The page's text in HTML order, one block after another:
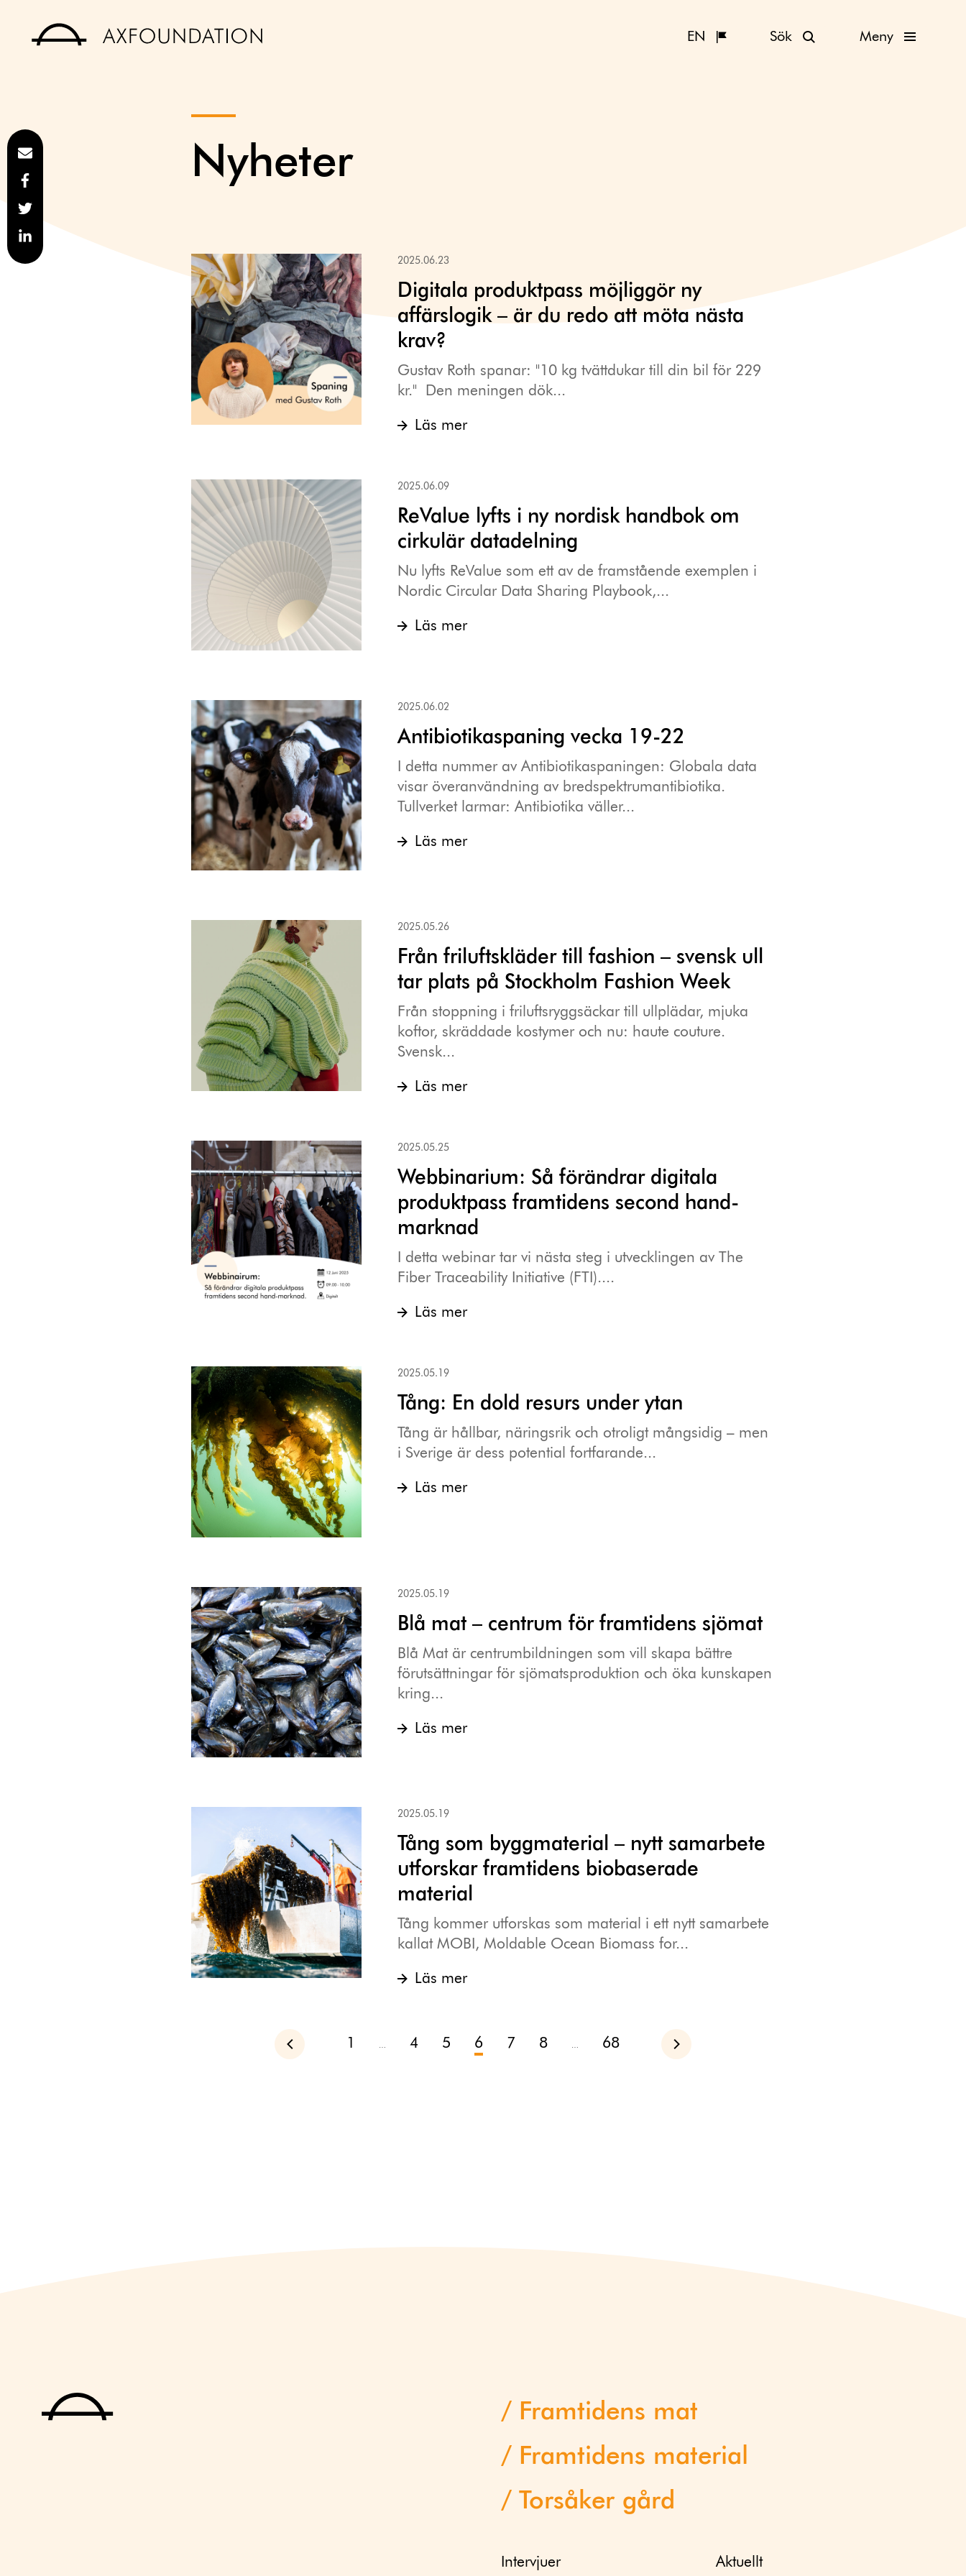
EN Sök Meny
Nyheter
2025.06.23
Digitala produktpass möjliggör ny
affärslogik – är du redo att möta nästa
krav?
Gustav Roth spanar: "10 kg tvättdukar till din bil för 229
kr." Den meningen dök...
Läs mer
2025.06.09
ReValue lyfts i ny nordisk handbok om
cirkulär datadelning
Nu lyfts ReValue som ett av de framstående exemplen i
Nordic Circular Data Sharing Playbook,...
Läs mer
2025.06.02
Antibiotikaspaning vecka 19-22
I detta nummer av Antibiotikaspaningen: Globala data
visar överanvändning av bredspektrumantibiotika.
Tullverket larmar: Antibiotika väller...
Läs mer
2025.05.26
Från friluftskläder till fashion – svensk ull
tar plats på Stockholm Fashion Week
Från stoppning i friluftsryggsäckar till ullplädar, mjuka
koftor, skräddade kostymer och nu: haute couture.
Svensk...
Läs mer
2025.05.25
Webbinarium: Så förändrar digitala
produktpass framtidens second hand-
marknad
I detta webinar tar vi nästa steg i utvecklingen av The
Fiber Traceability Initiative (FTI)....
Läs mer
2025.05.19
Tång: En dold resurs under ytan
Tång är hållbar, näringsrik och otroligt mångsidig – men
i Sverige är dess potential fortfarande...
Läs mer
2025.05.19
Blå mat – centrum för framtidens sjömat
Blå Mat är centrumbildningen som vill skapa bättre
förutsättningar för sjömatsproduktion och öka kunskapen
kring...
Läs mer
2025.05.19
Tång som byggmaterial – nytt samarbete
utforskar framtidens biobaserade
material
Tång kommer utforskas som material i ett nytt samarbete
kallat MOBI, Moldable Ocean Biomass for...
Läs mer
Föregående 4 5 6 7 8 68 Nästa
Framtidens mat
Framtidens material
Torsåker gård
Intervjuer Aktuellt